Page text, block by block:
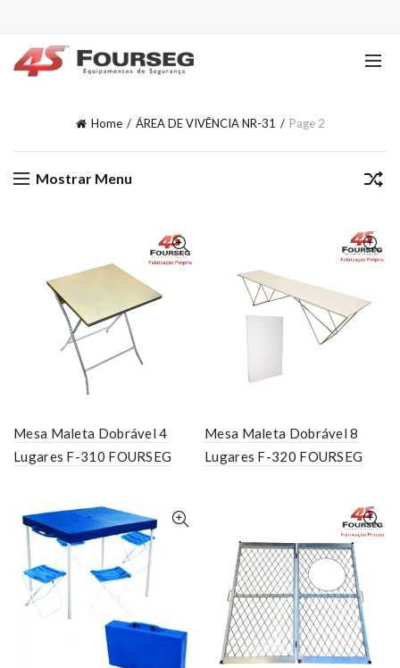
Home ÁREA DE VIVÊNCIA NR-31 Page 2
Mostrar Menu
Mesa Maleta Dobrável 4
Lugares F-310 FOURSEG
Mesa Maleta Dobrável 8
Lugares F-320 FOURSEG